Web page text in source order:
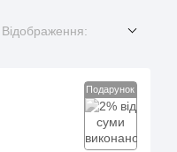
Відображення:
Подарунок